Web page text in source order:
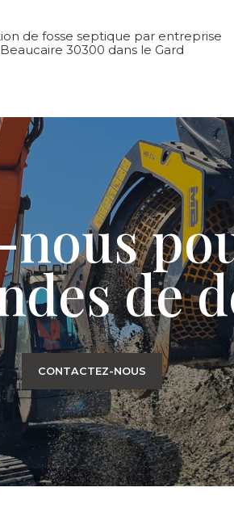
de fosse septique par entreprise
30300 dans le Gard
de
CONTACTEZ-NOUS